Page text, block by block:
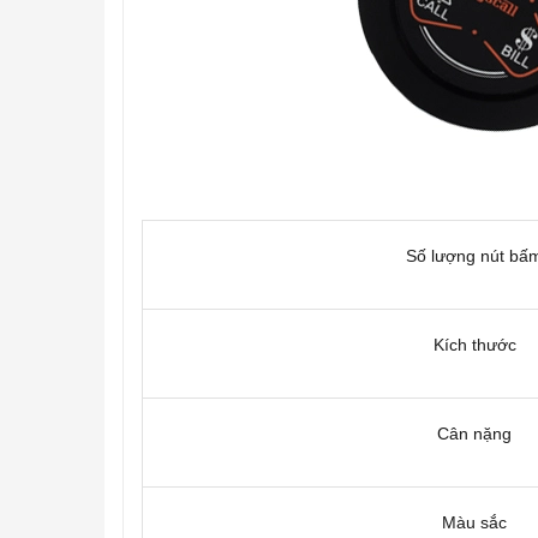
Số lượng nút
Kích thước
Cân nặng
Màu sắc